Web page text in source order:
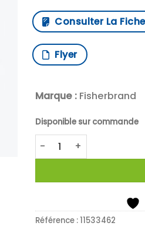
Consulter La
Flyer
Marque :Fisherbrand
Disponible sur commande
quantité de X5 SPATULE
Référence :11533462